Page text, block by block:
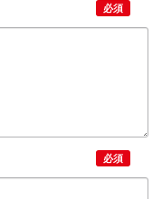
必須
必須